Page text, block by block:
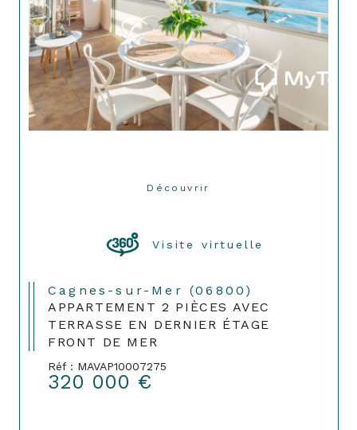
Découvrir
Visite virtuelle
Cagnes-sur-Mer (06800)
APPARTEMENT 2 PIÈCES AVEC
TERRASSE EN DERNIER ÉTAGE
FRONT DE MER
Réf : MAVAP10007275
320 000 €